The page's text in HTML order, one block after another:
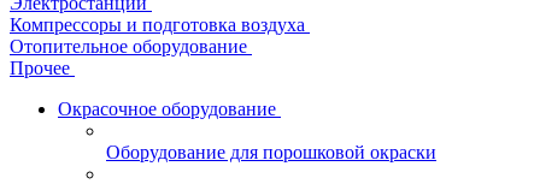
Компрессоры и подготовка воздуха
Отопительное оборудование
Прочее
Окрасочное оборудование
Оборудование для порошковой окраски